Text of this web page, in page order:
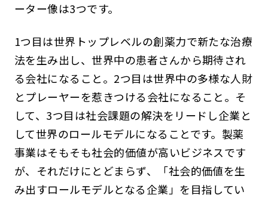
ーター像は3つです。
1つ目は世界トップレベルの創薬力で新たな治療
法を生み出し、世界中の患者さんから期待され
る会社になること。2つ目は世界中の多様な人財
とプレーヤーを惹きつける会社になること。そ
して、3つ目は社会課題の解決をリードし企業と
して世界のロールモデルになることです。製薬
事業はそもそも社会的価値が高いビジネスです
が、それだけにとどまらず、「社会的価値を生
み出すロールモデルとなる企業」を目指してい